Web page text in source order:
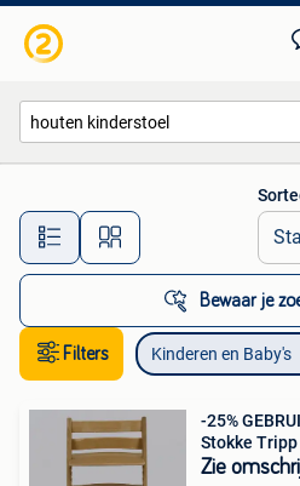
Alle
Bewaar je
Filters Kinderen en Baby's
-25%
Stokke
Zie